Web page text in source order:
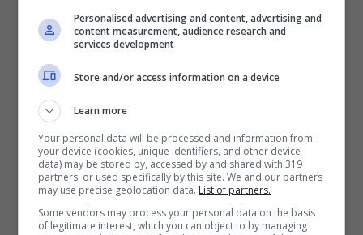
gradi, a novembre troverete temperature
piacevoli, ben sopra i 20 gradi. Potrete
prendere il sole, mentre l’acqua del mare è
già abbastanza fresca, per i più audaci.
Sono consigliate le spiagge della costa
meridionale, comeLimassol,Larnacae
Agia Napa, questa situata nel distretto di
Personalised advertising and content, advertising and
content measurement, audience research and
services development
Store and/or access information on a device
Learn more
Your personal data will be processed and information from
your device (cookies, unique identifiers, and other device
data) may be stored by, accessed by and shared with 319
partners, or used specifically by this site. We and our partners
may use precise geolocation data. List of partners.
Some vendors may process your personal data on the basis
of legitimate interest, which you can object to by managing